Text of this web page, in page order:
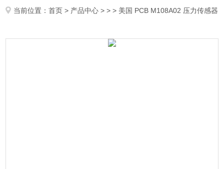
当前位置：首页 > 产品中心 > > > 美国 PCB M108A02 压力传感器